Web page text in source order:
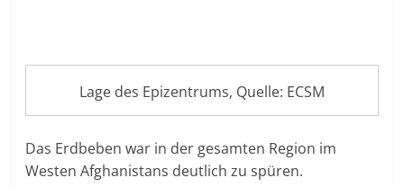
Lage des Epizentrums, Quelle: ECSM
Das Erdbeben war in der gesamten Region im
Westen Afghanistans deutlich zu spüren.